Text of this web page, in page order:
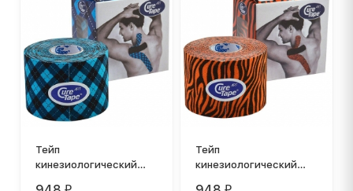
Тейп
кинезиологический
Тейп
кинезиологический